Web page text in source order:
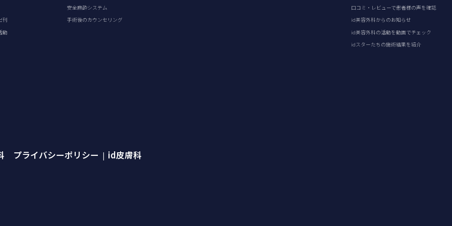
刊
動
安全麻酔システム
手術後のカウンセリング
口コミ・レビューで患者様の声を確認
id美容外科からのお知らせ
id美容外科の活動を動画でチェック
idスターたちの施術結果を紹介
プライバシーポリシー | id皮膚科